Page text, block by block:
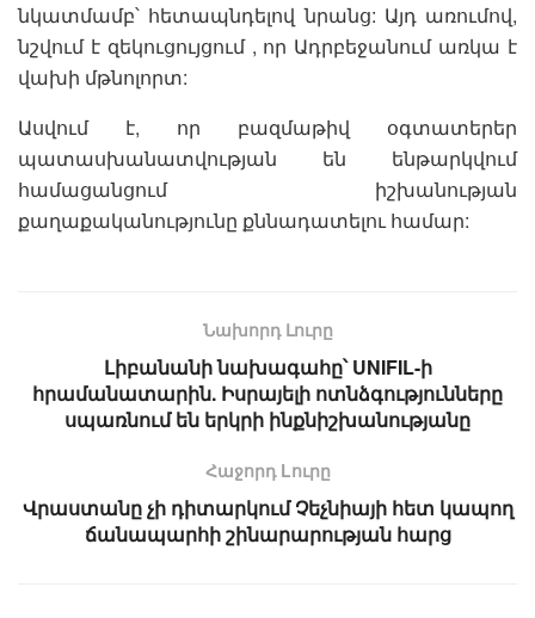
նկատմամբ՝ հետապնդելով նրանց: Այդ առումով,
նշվում է զեկուցույցում , որ Ադրբեջանում առկա է
վախի մթնոլորտ:
Ասվում է, որ բազմաթիվ օգտատերեր
պատասխանատվության են ենթարկվում
համացանցում իշխանության
քաղաքականությունը քննադատելու համար:
Նախորդ Լուրը
Լիբանանի նախագահը՝ UNIFIL-ի
հրամանատարին. Իսրայելի ոտնձգությունները
սպառնում են երկրի ինքնիշխանությանը
Հաջորդ Lուրը
Վրաստանը չի դիտարկում Չեչնիայի հետ կապող
ճանապարհի շինարարության հարց